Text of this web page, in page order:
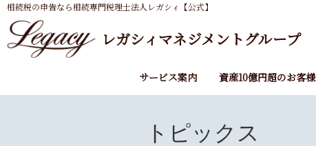
相続税の申告なら相続専門税理士法人レガシィ【公式】
レガシィマネジメントグループ
サービス案内 資産10億円超のお客様
トピックス